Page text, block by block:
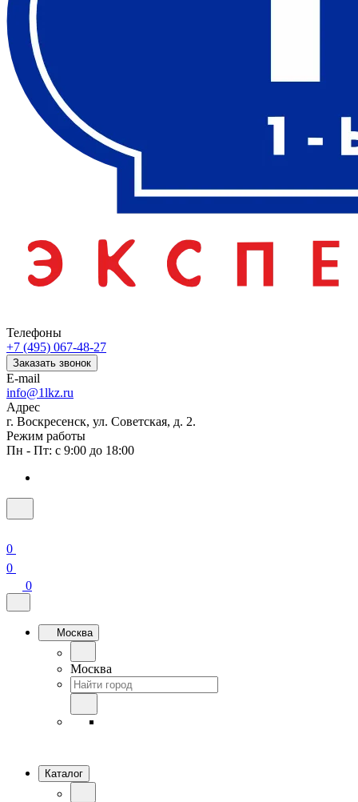
Телефоны
+7 (495) 067-48-27
Заказать звонок
E-mail
info@1lkz.ru
Адрес
г. Воскресенск, ул. Советская, д. 2.
Режим работы
Пн - Пт: с 9:00 до 18:00
0
0
0
Москва
Москва
Каталог